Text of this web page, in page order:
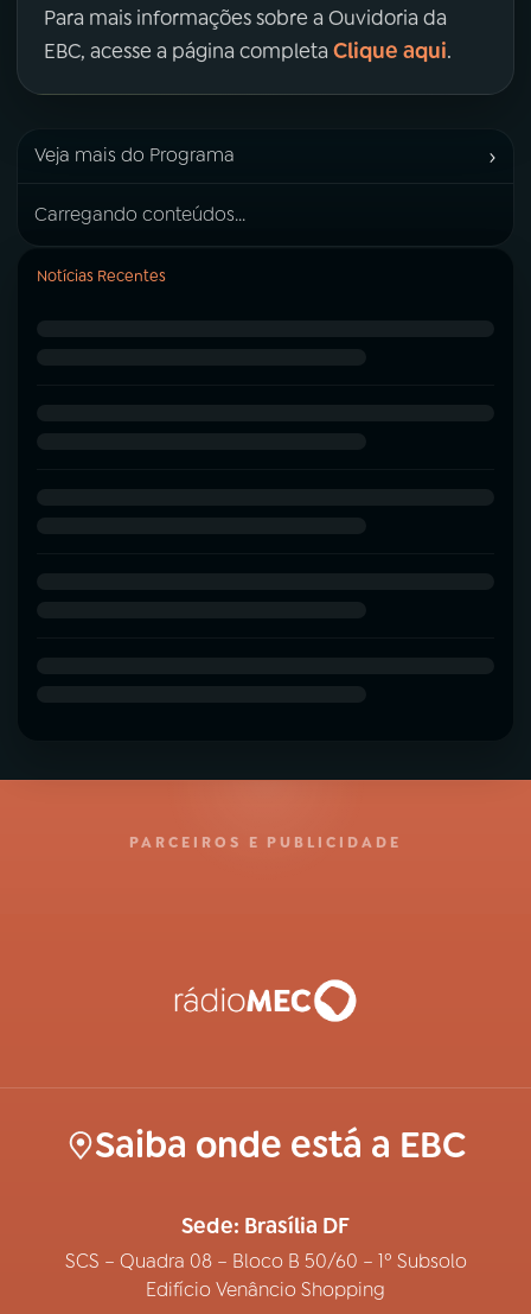
Para mais informações sobre a Ouvidoria da
EBC, acesse a página completa Clique aqui.
Veja mais do Programa ›
Carregando conteúdos...
Notícias Recentes
PARCEIROS E PUBLICIDADE
Saiba onde está a EBC
Sede: Brasília DF
SCS – Quadra 08 – Bloco B 50/60 – 1º Subsolo
Edifício Venâncio Shopping